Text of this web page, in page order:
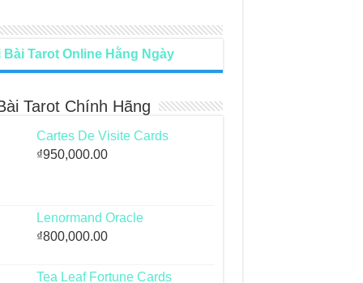
Bài Tarot Online Hằng Ngày
Tarot Chính Hãng
Cartes De Visite Cards
₫950,000.00
Lenormand Oracle
₫800,000.00
Tea Leaf Fortune Cards